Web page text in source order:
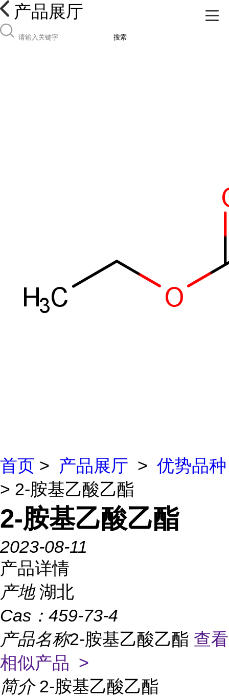
产品展厅
搜索
首页 > 产品展厅 > 优势品种
> 2-胺基乙酸乙酯
2-胺基乙酸乙酯
2023-08-11
产品详情
产地 湖北
Cas： 459-73-4
产品名称2-胺基乙酸乙酯 查看
相似产品 >
简介 2-胺基乙酸乙酯